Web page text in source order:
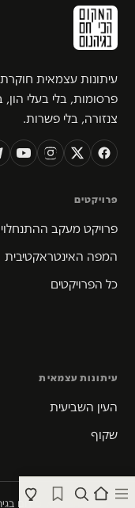
עיתונות עצמאית
פרסומות, בלי בעלי הון,
צנזורה, בלי פשרות.
פרויקטים
פרויקט מעקב
המפה האינטראקטיבית
כל הפרויקטים
עיתונות עצמאית
העין השביעית
שקוף
© 2026 המקום הכי חם בגיהנום · עיתונות עצמאית חוקרת